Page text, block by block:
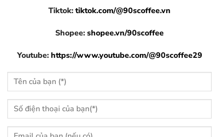
Tiktok:tiktok.com/@90scoffee.vn
Shopee:shopee.vn/90scoffee
Youtube: https://www.youtube.com/@90scoffee29